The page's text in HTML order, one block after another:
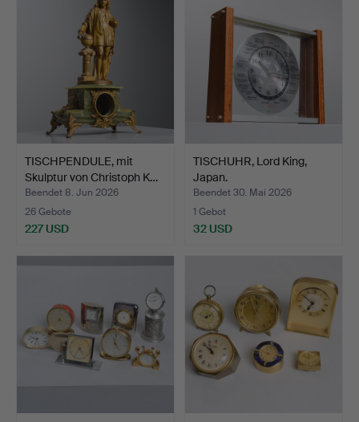
TISCHPENDULE, mit
Skulptur von Christoph K…
Beendet 8. Jun 2026
26 Gebote
227 USD
TISCHUHR, Lord King,
Japan.
Beendet 30. Mai 2026
1 Gebot
32 USD